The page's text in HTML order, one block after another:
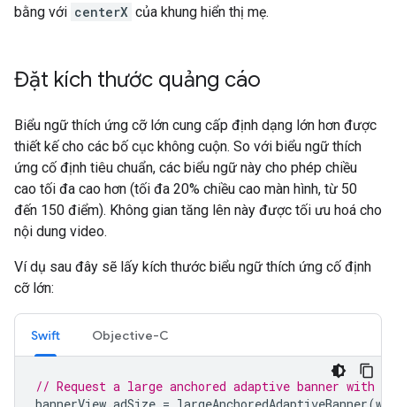
bằng với centerX của khung hiển thị mẹ.
Đặt kích thước quảng cáo
Biểu ngữ thích ứng cỡ lớn cung cấp định dạng lớn hơn được
thiết kế cho các bố cục không cuộn. So với biểu ngữ thích
ứng cố định tiêu chuẩn, các biểu ngữ này cho phép chiều
cao tối đa cao hơn (tối đa 20% chiều cao màn hình, từ 50
đến 150 điểm). Không gian tăng lên này được tối ưu hoá cho
nội dung video.
Ví dụ sau đây sẽ lấy kích thước biểu ngữ thích ứng cố định
cỡ lớn:
Swift Objective-C
// Request a large anchored adaptive banner with